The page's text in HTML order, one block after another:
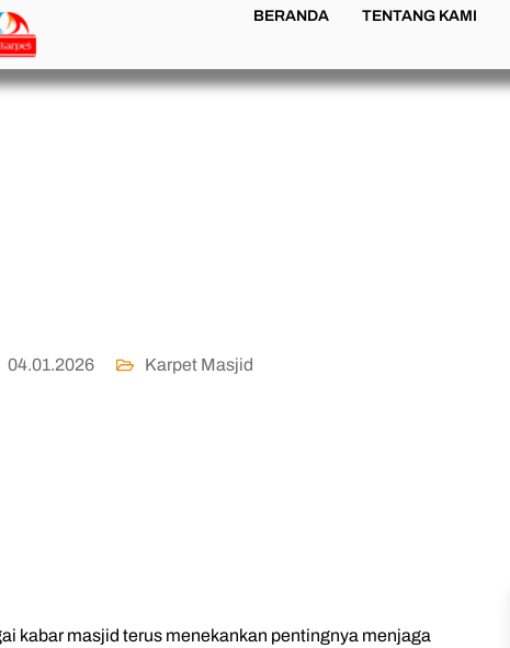
BERANDA TENTANG KAMI
04.01.2026 Karpet Masjid
kabar masjid terus menekankan pentingnya menjaga